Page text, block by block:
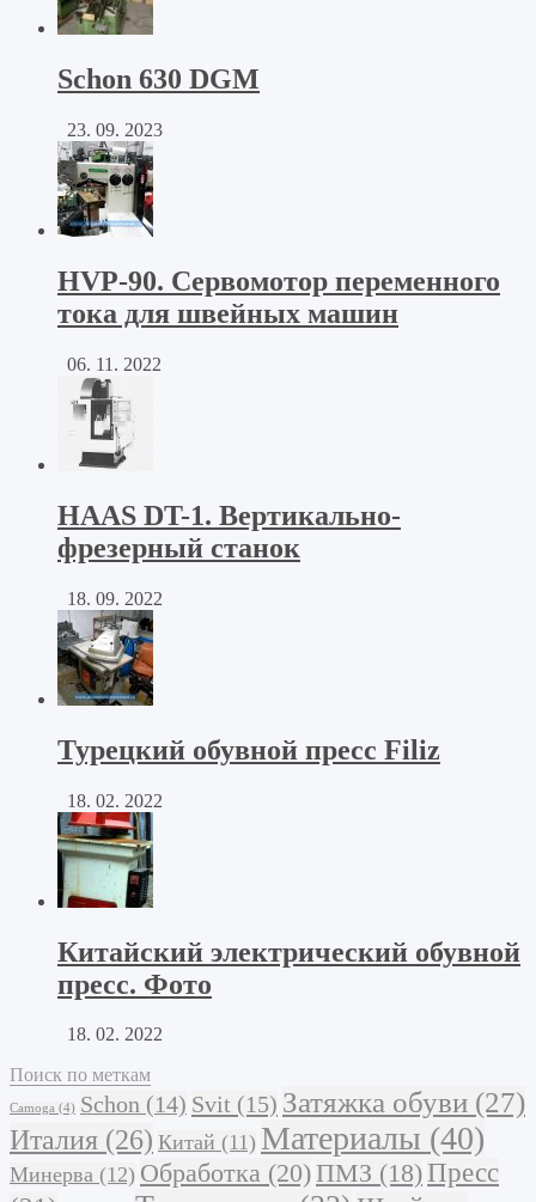
Schon 630 DGM
23. 09. 2023
HVP-90. Сервомотор переменного
тока для швейных машин
06. 11. 2022
HAAS DT-1. Вертикально-
фрезерный станок
18. 09. 2022
Турецкий обувной пресс Filiz
18. 02. 2022
Китайский электрический обувной
пресс. Фото
18. 02. 2022
Поиск по меткам
Camoga (4) Schon (14) Svit (15) Затяжка обуви (27)
Италия (26) Китай (11) Материалы (40)
Минерва (12) Обработка (20) ПМЗ (18) Пресс